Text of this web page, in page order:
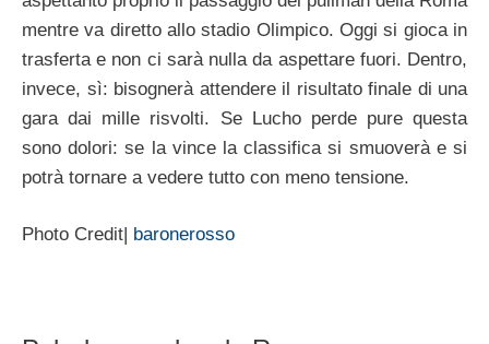
mentre va diretto allo stadio Olimpico. Oggi si gioca in
trasferta e non ci sarà nulla da aspettare fuori. Dentro,
invece, sì: bisognerà attendere il risultato finale di una
gara dai mille risvolti. Se Lucho perde pure questa
sono dolori: se la vince la classifica si smuoverà e si
potrà tornare a vedere tutto con meno tensione.
Photo Credit| baronerosso